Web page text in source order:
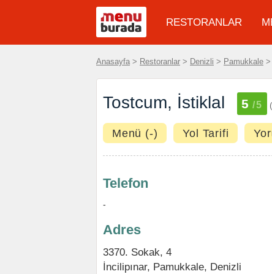
RESTORANLAR
Anasayfa > Restoranlar > Denizli > Pamukkale >
Tostcum, İstiklal 5 /5
Menü (-) Yol Tarifi
Telefon
-
Adres
3370. Sokak, 4
İncilipınar, Pamukkale, Denizli